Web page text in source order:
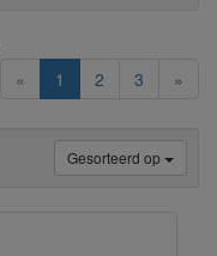
« 1 (current)
2 3 »
Gesorteerd op